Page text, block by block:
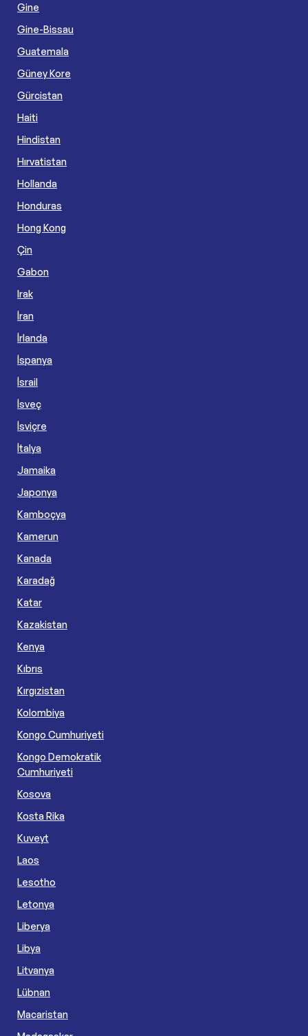
Gine
Gine-Bissau
Guatemala
Güney Kore
Gürcistan
Haiti
Hindistan
Hırvatistan
Hollanda
Honduras
Hong Kong
Çin
Gabon
Irak
İran
İrlanda
İspanya
İsrail
İsveç
İsviçre
İtalya
Jamaika
Japonya
Kamboçya
Kamerun
Kanada
Karadağ
Katar
Kazakistan
Kenya
Kıbrıs
Kırgızistan
Kolombiya
Kongo Cumhuriyeti
Kongo Demokratik
Cumhuriyeti
Kosova
Kosta Rika
Kuveyt
Laos
Lesotho
Letonya
Liberya
Libya
Litvanya
Lübnan
Macaristan